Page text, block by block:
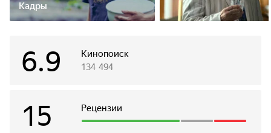
Кадры
Кинопоиск
6.9 134 494
Рецензии
15